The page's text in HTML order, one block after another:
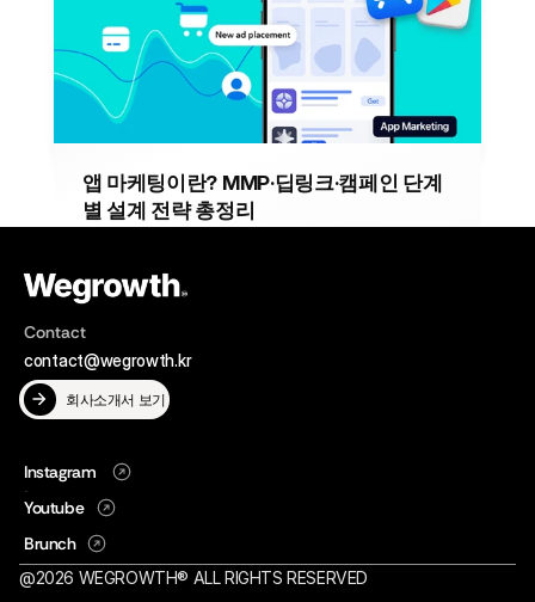
가장 높은 연봉을 받는 사람의 의견이 데이터를 압도하는 현
상인 HiPPO는 아비나쉬 카우식이 제시한 개념으로 잘못된
제품 방향 등 시장과의 괴리로 나타납니다.
INSIGHT 2026년 6월 11일
앱 마케팅이란? MMP·딥링크·캠페인 단계
별 설계 전략 총정리
케팅 설계 역량입니다.
Contact
contact@wegrowth.kr
회사소개서 보기
Instagram
Instagram
Youtube
Youtube
Brunch
Brunch
@2026 WEGROWTH® ALL RIGHTS RESERVED